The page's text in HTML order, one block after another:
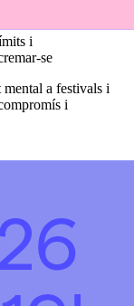
i
se
mental a festivals i
i